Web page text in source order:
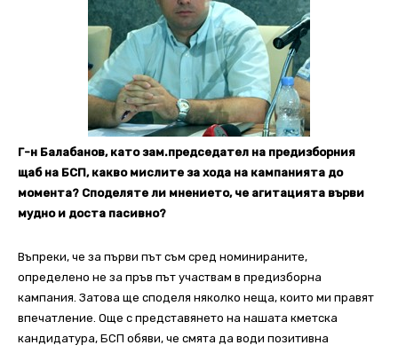
Г-н Балабанов, като зам.председател на предизборния
щаб на БСП, какво мислите за хода на кампанията до
момента? Споделяте ли мнението, че агитацията върви
мудно и доста пасивно?
Въпреки, че за първи път съм сред номинираните,
определено не за пръв път участвам в предизборна
кампания. Затова ще споделя няколко неща, които ми правят
впечатление. Още с представянето на нашата кметска
кандидатура, БСП обяви, че смята да води позитивна